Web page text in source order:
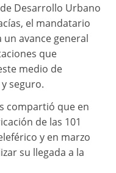
Desarrollo Urbano
el mandatario
avance general
que
medio de
seguro.
compartió que en
de las 101
y en marzo
su llegada a la